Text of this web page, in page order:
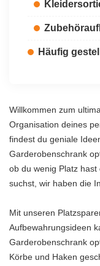
Häufig
Willkommen zum
Organisation deines
findest du geniale
Garderobenschrank
ob du wenig Platz
suchst, wir haben die
Mit unseren
Aufbewahrungsideen
Garderobenschrank
Körbe und Haken